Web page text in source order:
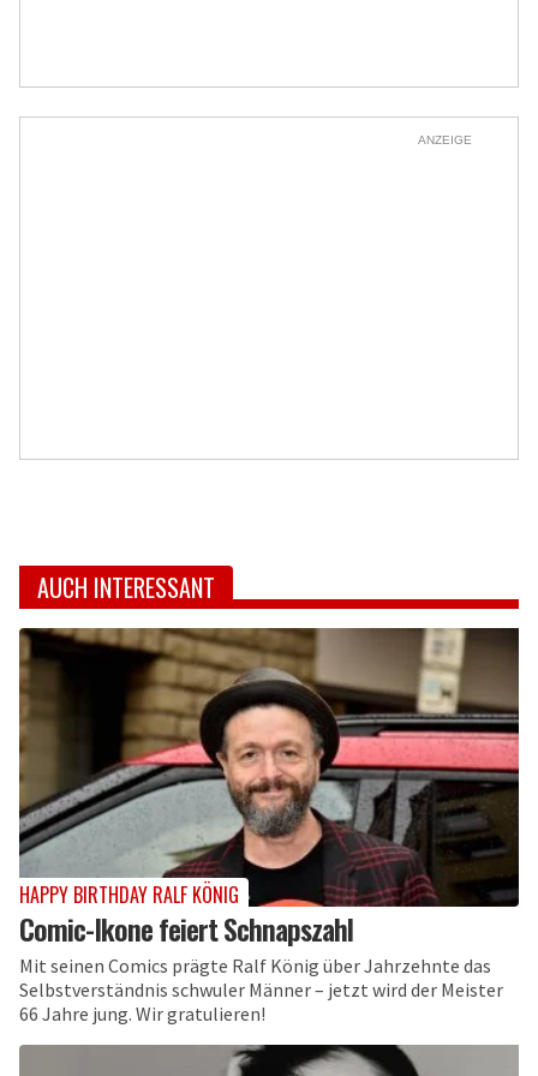
ANZEIGE
AUCH INTERESSANT
HAPPY BIRTHDAY RALF KÖNIG
Comic-Ikone feiert Schnapszahl
Mit seinen Comics prägte Ralf König über Jahrzehnte das
Selbstverständnis schwuler Männer – jetzt wird der Meister
66 Jahre jung. Wir gratulieren!